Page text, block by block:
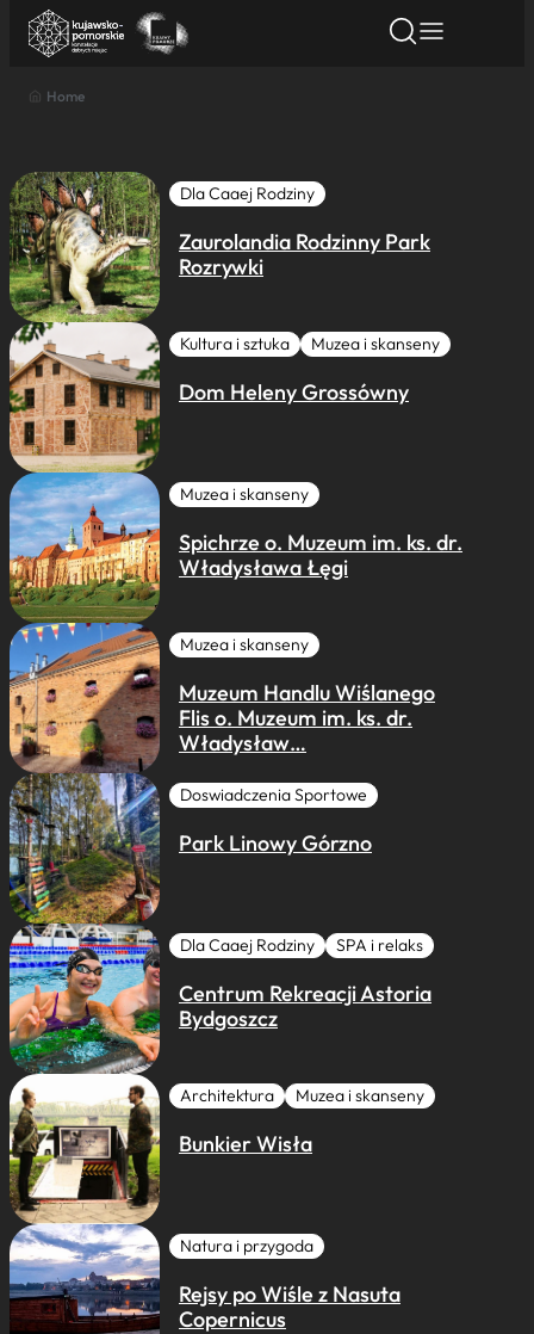
Nazwa atrakcji
Miasto
Kategoria
Home
Dla Caaej Rodziny
Zaurolandia Rodzinny Park
Rozrywki
Kultura i sztuka Muzea i skanseny
Dom Heleny Grossówny
Muzea i skanseny
Spichrze o. Muzeum im. ks. dr.
Władysława Łęgi
Muzea i skanseny
Muzeum Handlu Wiślanego
Flis o. Muzeum im. ks. dr.
Władysław…
Doswiadczenia Sportowe
Park Linowy Górzno
Dla Caaej Rodziny SPA i relaks
Centrum Rekreacji Astoria
Bydgoszcz
Architektura Muzea i skanseny
Bunkier Wisła
Natura i przygoda
Rejsy po Wiśle z Nasuta
Copernicus